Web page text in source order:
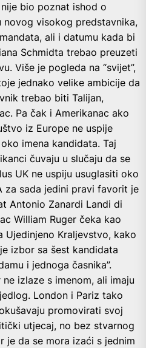
bio poznat ishod o
novog visokog predstavnika,
ali i datumu kada bi
Schmidta trebao preuzeti
Više je pogleda na “svijet”,
jednako velike ambicije da
trebao biti Talijan,
Pa čak i Amerikanac ako
iz Europe ne uspije
imena kandidata. Taj
čuvaju u slučaju da se
UK ne uspiju usuglasiti oko
za sada jedini pravi favorit je
Antonio Zanardi Landi di
William Ruger čeka kao
Ujedinjeno Kraljevstvo, kako
izbor sa šest kandidata
i jednoga časnika”.
izlaze s imenom, ali imaju
London i Pariz tako
promovirati svoj
utjecaj, no bez stvarnog
je da se mora izaći s jednim